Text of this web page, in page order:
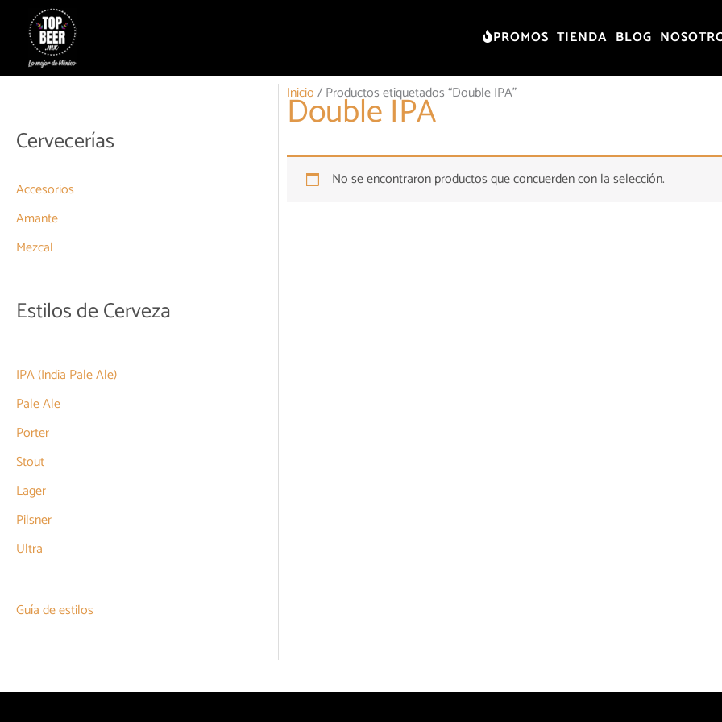
contenido
PROMOS TIENDA BLOG
Cervecerías
Accesorios
Amante
Mezcal
Estilos de Cerveza
IPA (India Pale Ale)
Pale Ale
Porter
Stout
Lager
Pilsner
Ultra
Guía de estilos
Inicio/ Productos etiquetados “Double IPA”
Double IPA
No se encontraron productos que concuerden con la selección.